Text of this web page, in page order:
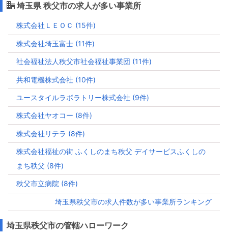
埼玉県 秩父市の求人が多い事業所
株式会社ＬＥＯＣ (15件)
株式会社埼玉富士 (11件)
社会福祉法人秩父市社会福祉事業団 (11件)
共和電機株式会社 (10件)
ユースタイルラボラトリー株式会社 (9件)
株式会社ヤオコー (8件)
株式会社リテラ (8件)
株式会社福祉の街 ふくしのまち秩父 デイサービスふくしの
まち秩父 (8件)
秩父市立病院 (8件)
埼玉県秩父市の求人件数が多い事業所ランキング
埼玉県秩父市の管轄ハローワーク